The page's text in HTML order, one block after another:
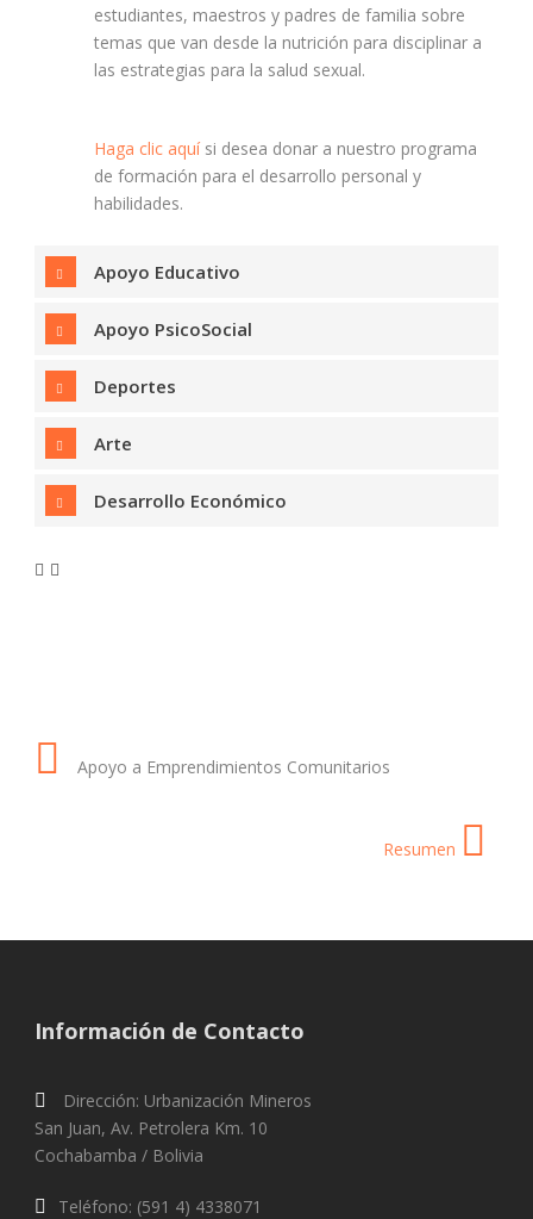
estudiantes, maestros y padres de familia sobre
temas que van desde la nutrición para disciplinar a
las estrategias para la salud sexual.
Haga clic aquí si desea donar a nuestro programa
de formación para el desarrollo personal y
habilidades.
Apoyo Educativo
Apoyo PsicoSocial
Deportes
Arte
Desarrollo Económico
Apoyo a Emprendimientos Comunitarios
Resumen
Información de Contacto
Dirección: Urbanización Mineros
San Juan, Av. Petrolera Km. 10
Cochabamba / Bolivia
Teléfono: (591 4) 4338071